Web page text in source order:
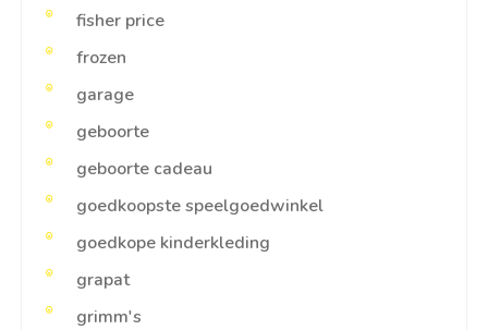
fisher price
frozen
garage
geboorte
geboorte cadeau
goedkoopste speelgoedwinkel
goedkope kinderkleding
grapat
grimm's